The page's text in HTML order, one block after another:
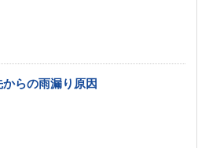
らの雨漏り原因